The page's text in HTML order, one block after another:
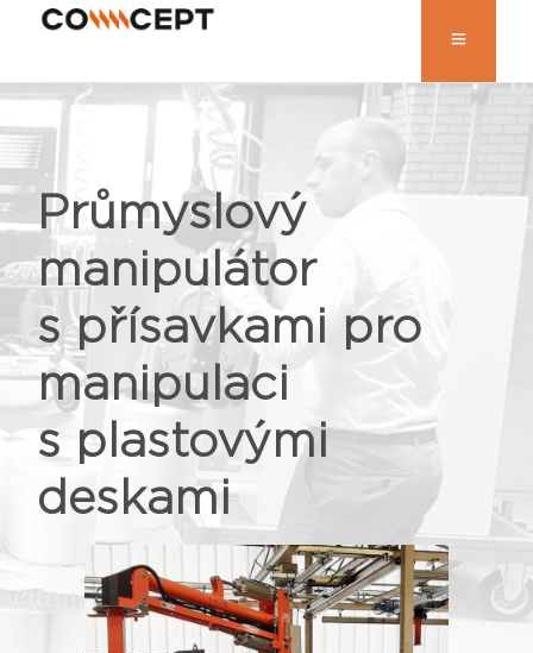
Průmyslový
manipulátor
s přísavkami pro
manipulaci
s plastovými
deskami